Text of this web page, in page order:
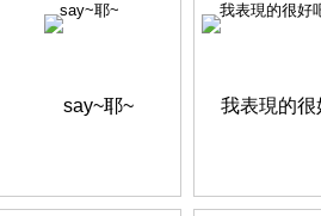
say~耶~ 我表現的很好